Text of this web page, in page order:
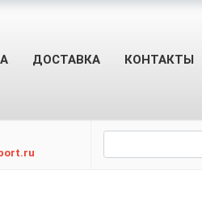
ДОСТАВКА КОНТАКТЫ